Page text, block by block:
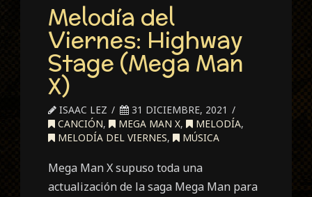
Melodía del
Viernes: Highway
Stage (Mega Man
X)
ISAAC LEZ
31 DICIEMBRE, 2021
CANCIÓN, MEGA MAN X, MELODÍA,
MELODÍA DEL VIERNES, MÚSICA
Mega Man X supuso toda una
actualización de la saga Mega Man para